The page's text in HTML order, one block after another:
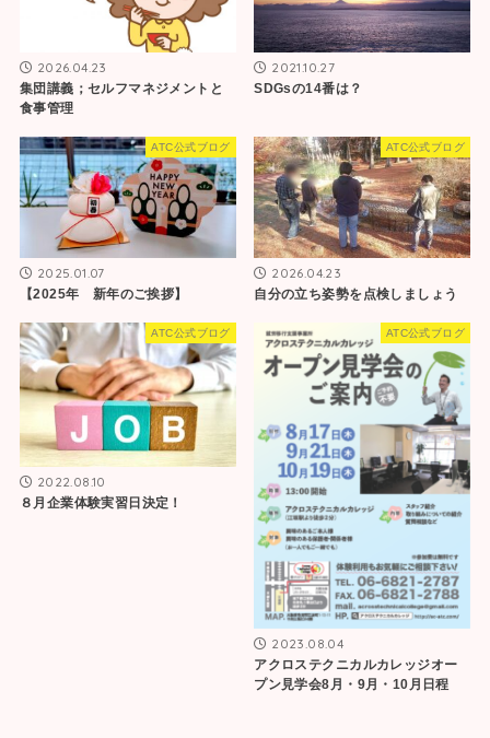
2026.04.23
集団講義；セルフマネジメントと
食事管理
2021.10.27
SDGsの14番は？
ATC公式ブログ
2025.01.07
【2025年 新年のご挨拶】
ATC公式ブログ
2026.04.23
自分の立ち姿勢を点検しましょう
ATC公式ブログ
2022.08.10
８月企業体験実習日決定！
ATC公式ブログ
2023.08.04
アクロステクニカルカレッジオー
プン見学会8月・9月・10月日程